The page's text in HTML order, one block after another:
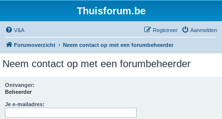
Thuisforum.be
V&A Aanmelden
Registreer
Forumoverzicht Neem contact op met een forumbeheerder
Neem contact op met een forumbeheerder
Ontvanger:
Beheerder
Je e-mailadres: